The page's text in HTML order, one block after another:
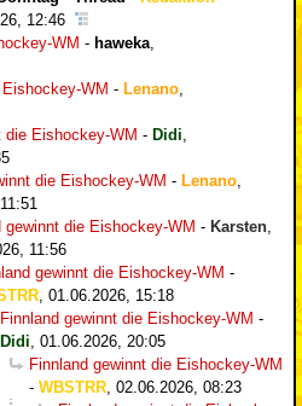
12:46
WM - haweka
WM - Lenano
die Eishockey-WM - Didi
die Eishockey-WM - Lenano
gewinnt die Eishockey-WM - Karsten
11:56
gewinnt die Eishockey-WM -
01.06.2026, 15:18
Finnland gewinnt die Eishockey-WM -
Didi 01.06.2026, 20:05
Finnland gewinnt die Eishockey-WM
- WBSTRR 02.06.2026, 08:23